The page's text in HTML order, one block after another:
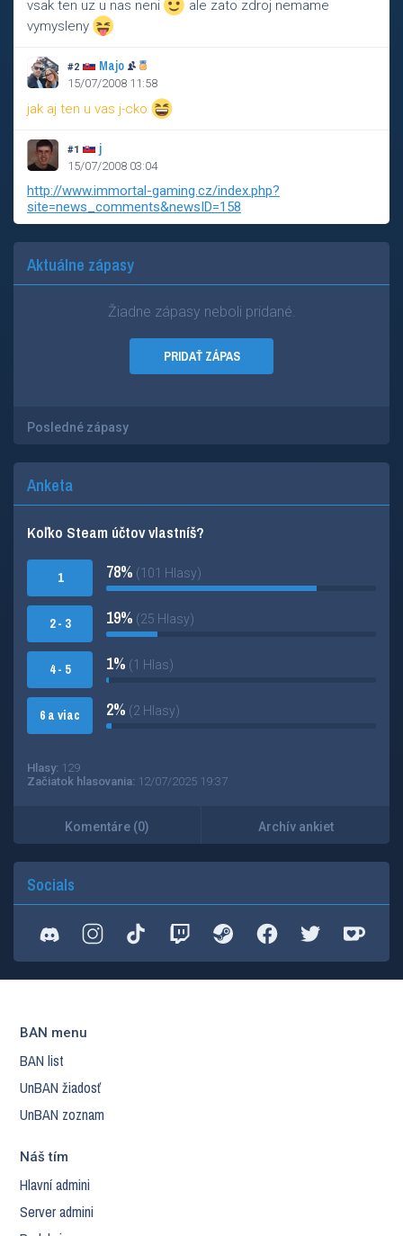
vsak ten uz u nas neni
ale zato zdroj nemame
vymysleny
#2 Majo
15/07/2008 11:58
jak aj ten u vas j-cko
#1 j
15/07/2008 03:04
http://www.immortal-gaming.cz/index.php?
site=news_comments&newsID=158
Aktuálne zápasy
Žiadne zápasy neboli pridané.
PRIDAŤ ZÁPAS
Posledné zápasy
Anketa
Koľko Steam účtov vlastníš?
1
2 - 3
4 - 5
6 a viac
78% (101 Hlasy)
19% (25 Hlasy)
1% (1 Hlas)
2% (2 Hlasy)
Hlasy: 129
Začiatok hlasovania: 12/07/2025 19:37
Komentáre (0) Archív ankiet
Socials
BAN menu
BAN list
UnBAN žiadosť
UnBAN zoznam
Náš tím
Hlavní admini
Server admini